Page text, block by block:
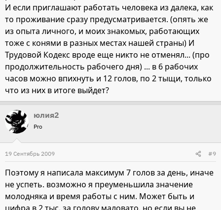
И если приглашают работать человека из далека, как
то проживание сразу предусматривается. (опять же
из опыта личного, и моих знакомых, работающих
тоже с конями в разных местах нашей страны) И
Трудовой Кодекс вроде еще никто не отменял... (про
продолжительность рабочего дня) ... в 6 рабочих
часов можно впихнуть и 12 голов, по 2 тыщи, только
что из них в итоге выйдет?
юлия2
Pro
19 Сентябрь 2009 #9
Поэтому я написала максимум 7 голов за день, иначе
не успеть. возможно я преуменьшила значение
молодняка и время работы с ним. Может быть и